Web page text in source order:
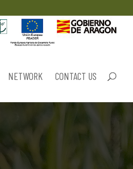
NETWORK CONTACT US